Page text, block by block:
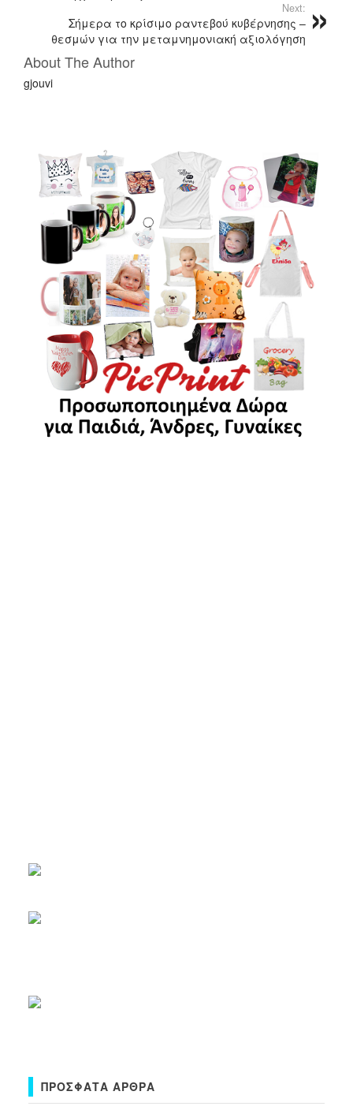
Next:
Σήμερα το κρίσιμο ραντεβού κυβέρνησης –
θεσμών για την μεταμνημονιακή αξιολόγηση
About The Author
gjouvi
ΠΡΌΣΦΑΤΑ ΆΡΘΡΑ